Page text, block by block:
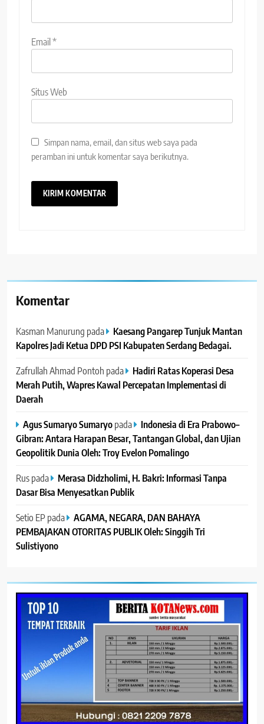
Email *
Situs Web
Simpan nama, email, dan situs web saya pada
peramban ini untuk komentar saya berikutnya.
Komentar
Kasman Manurung pada
Kaesang Pangarep Tunjuk Mantan
Kapolres Jadi Ketua DPD PSI Kabupaten Serdang Bedagai. ‎ ‎
Zafrullah Ahmad Pontoh pada
Hadiri Ratas Koperasi Desa
Merah Putih, Wapres Kawal Percepatan Implementasi di
Daerah
Agus Sumaryo Sumaryopada
Indonesia di Era Prabowo–
Gibran: Antara Harapan Besar, Tantangan Global, dan Ujian
Geopolitik Dunia Oleh: Troy Evelon Pomalingo
Ruspada
Merasa Didzholimi, H. Bakri: Informasi Tanpa
Dasar Bisa Menyesatkan Publik
Setio EP pada
AGAMA, NEGARA, DAN BAHAYA
PEMBAJAKAN OTORITAS PUBLIK Oleh: Singgih Tri
Sulistiyono